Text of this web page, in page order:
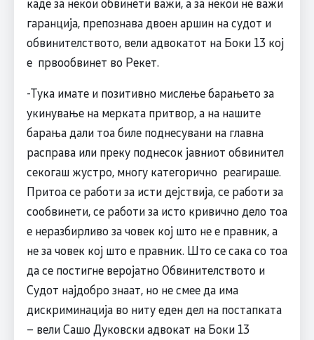
каде за некои обвинети важи, а за некои не важи
гаранција, препознава двоен аршин на судот и
обвинителството, вели адвокатот на Боки 13 кој
е првообвинет во Рекет.
-Тука имате и позитивно мислење барањето за
укинување на мерката притвор, а на нашите
барања дали тоа биле поднесувани на главна
расправа или преку поднесок јавниот обвинител
секогаш жустро, многу категорично реагираше.
Притоа се работи за исти дејствија, се работи за
сообвинети, се работи за исто кривично дело тоа
е неразбирливо за човек кој што не е правник, а
не за човек кој што е правник. Што се сака со тоа
да се постигне веројатно Обвинителството и
Судот најдобро знаат, но не смее да има
дискриминација во ниту еден дел на постапката
– вели Сашо Дуковски адвокат на Боки 13